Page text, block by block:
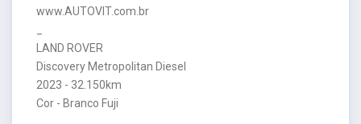
www.AUTOVIT.com.br
LAND ROVER
Discovery Metropolitan Diesel
2023 - 32.150km
Cor - Branco Fuji